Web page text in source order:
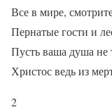
Все в мире,
Пернатые гости и
Пусть ваша душа не
Христос ведь из
2